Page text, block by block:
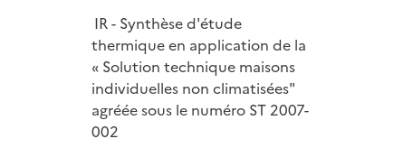
IR - Synthèse d'étude
thermique en application de la
« Solution technique maisons
individuelles non climatisées"
agréée sous le numéro ST 2007-
002